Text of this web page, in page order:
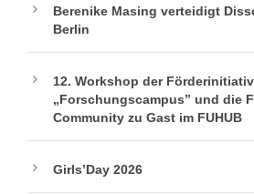
Berenike Masing verteidigt
Berlin
12. Workshop der
„Forschungscampus” und die
Community zu Gast im FUHUB
Girls’Day 2026